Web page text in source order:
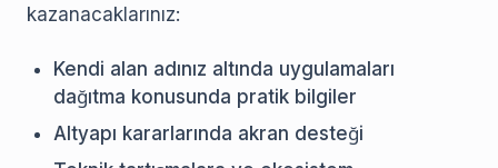
kazanacaklarınız:
Kendi alan adınız altında uygulamaları
dağıtma konusunda pratik bilgiler
Altyapı kararlarında akran desteği